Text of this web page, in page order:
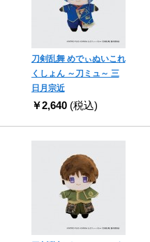
刀剣乱舞 めでぃぬいこれ
くしょん ～刀ミュ～ 三
日月宗近
￥2,640 (税込)